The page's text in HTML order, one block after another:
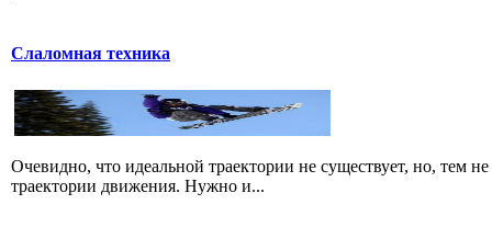
Слаломная техника
Очевидно, что идеальной траектории не существует, но, тем
траектории движения. Нужно и...